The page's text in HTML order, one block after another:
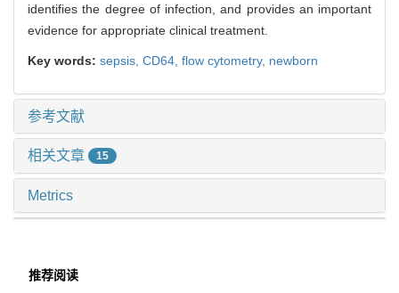
identifies the degree of infection, and provides an important
evidence for appropriate clinical treatment.
Key words: sepsis, CD64, flow cytometry, newborn
参考文献
相关文章 15
Metrics
推荐阅读